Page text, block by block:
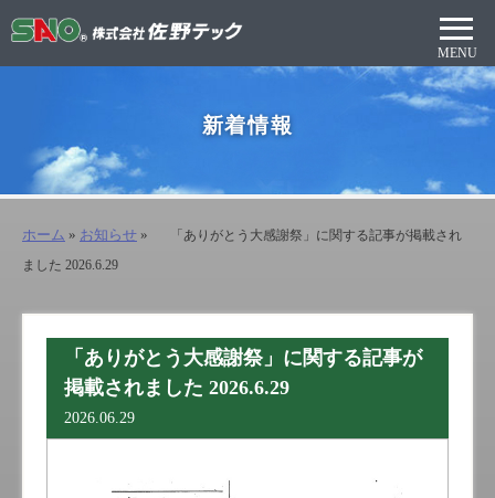
新着情報
ホーム » お知らせ » 「ありがとう大感謝祭」に関する記事が掲載され
ました 2026.6.29
「ありがとう大感謝祭」に関する記事が
掲載されました 2026.6.29
2026.06.29